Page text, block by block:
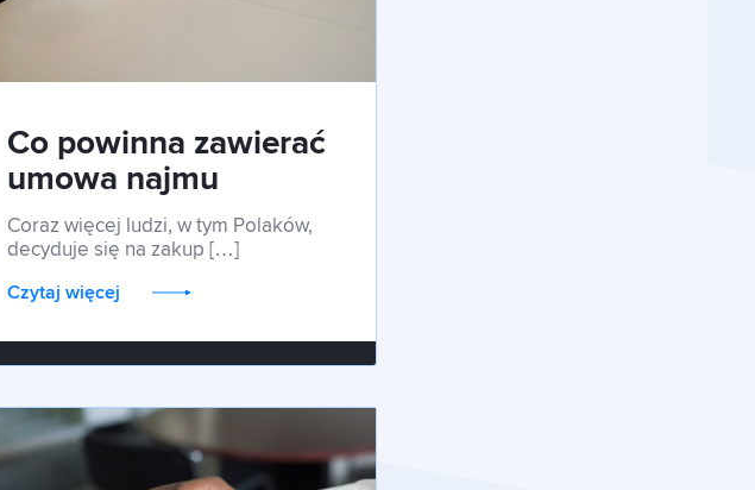
Co powinna zawierać
umowa najmu
okazjonalnego?
Coraz więcej ludzi, w tym Polaków,
decyduje się na zakup […]
Czytaj więcej